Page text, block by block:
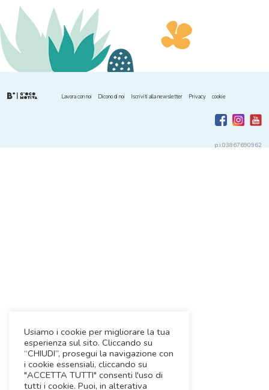
Lavora con noi Dicono di noi Iscriviti alla newsletter Privacy cookie
p.i.03867690962
Usiamo i cookie per migliorare la tua
esperienza sul sito. Cliccando su
“CHIUDI”, prosegui la navigazione con
i cookie essensiali, cliccando su
"ACCETTA TUTTI" consenti l'uso di
tutti i cookie. Puoi, in alterativa